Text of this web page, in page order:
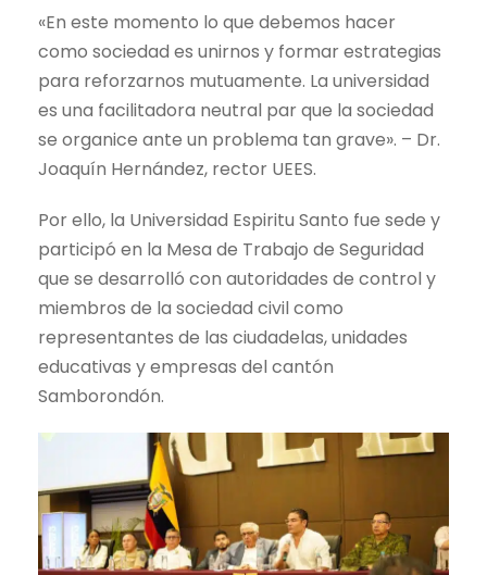
«En este momento lo que debemos hacer
como sociedad es unirnos y formar estrategias
para reforzarnos mutuamente. La universidad
es una facilitadora neutral par que la sociedad
se organice ante un problema tan grave». – Dr.
Joaquín Hernández, rector UEES.
Por ello, la Universidad Espiritu Santo fue sede y
participó en la Mesa de Trabajo de Seguridad
que se desarrolló con autoridades de control y
miembros de la sociedad civil como
representantes de las ciudadelas, unidades
educativas y empresas del cantón
Samborondón.